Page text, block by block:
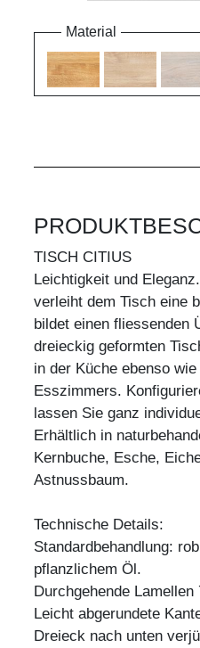
Material
TISCH CITIUS
Leichtigkeit und
verleiht dem Tisch eine
bildet einen fliessenden
dreieckig geformten
in der Küche ebenso
Esszimmers.
lassen Sie ganz
Erhältlich in
Kernbuche, Esche,
Astnussbaum.
Technische Details:
Standardbehandlung:
pflanzlichem Öl.
Durchgehende Lamellen
Leicht abgerundete
Dreieck nach unten